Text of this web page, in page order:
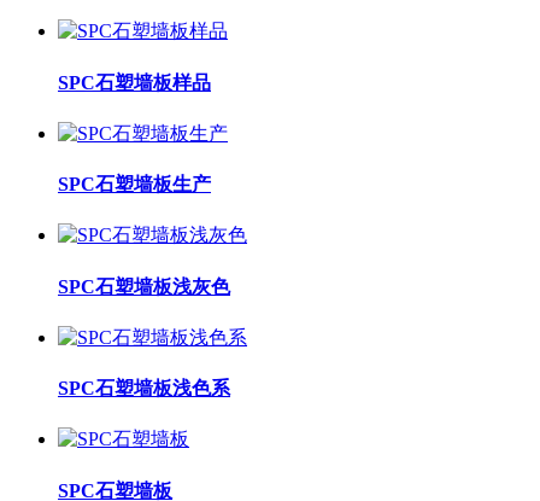
SPC石塑墙板样品
SPC石塑墙板生产
SPC石塑墙板浅灰色
SPC石塑墙板浅色系
SPC石塑墙板